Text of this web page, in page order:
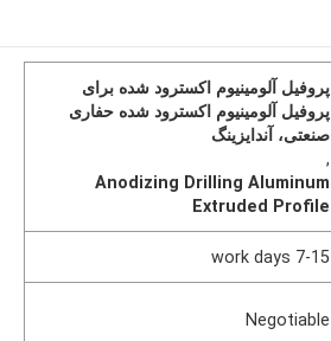
پروفیل آلومینیوم اکسترود شده برای
پروفیل آلومینیوم اکسترود شده حفاری
صنعتی، آندایزینگ
,
Anodizing Drilling Aluminum
Extruded Profile
7-15 work days
Negotiable